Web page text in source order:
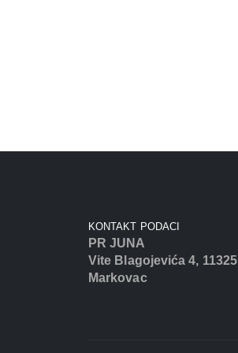
KONTAKT PODACI
PR JUNA
Vite Blagojevića 4, 11325
Markovac